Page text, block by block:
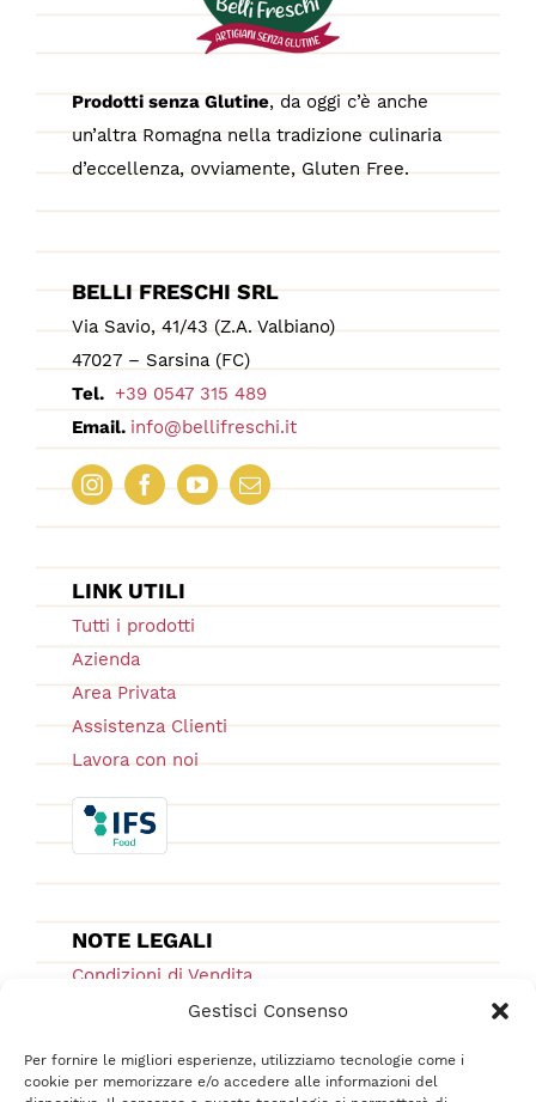
Gestisci Consenso
Per fornire le migliori esperienze, utilizziamo tecnologie come i
cookie per memorizzare e/o accedere alle informazioni del
Prodotti senza Glutine, da oggi c’è anche
un’altra Romagna nella tradizione culinaria
d’eccellenza, ovviamente, Gluten Free.
BELLI FRESCHI SRL
Via Savio, 41/43 (Z.A. Valbiano)
47027 – Sarsina (FC)
Tel. +39 0547 315 489
Email. info@bellifreschi.it
LINK UTILI
Tutti i prodotti
Azienda
Area Privata
Assistenza Clienti
Lavora con noi
NOTE LEGALI
Condizioni di Vendita
Ordini e Spedizioni
Cookie Low